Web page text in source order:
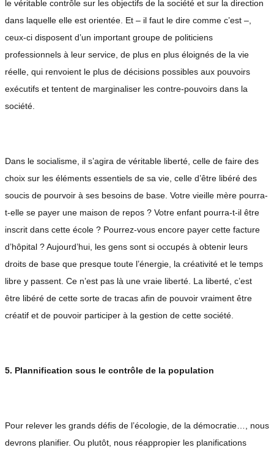
le véritable contrôle sur les objectifs de la société et sur la direction
dans laquelle elle est orientée. Et – il faut le dire comme c’est –,
ceux-ci disposent d’un important groupe de politiciens
professionnels à leur service, de plus en plus éloignés de la vie
réelle, qui renvoient le plus de décisions possibles aux pouvoirs
exécutifs et tentent de marginaliser les contre-pouvoirs dans la
société.
Dans le socialisme, il s’agira de véritable liberté, celle de faire des
choix sur les éléments essentiels de sa vie, celle d’être libéré des
soucis de pourvoir à ses besoins de base. Votre vieille mère pourra-
t-elle se payer une maison de repos ? Votre enfant pourra-t-il être
inscrit dans cette école ? Pourrez-vous encore payer cette facture
d’hôpital ? Aujourd’hui, les gens sont si occupés à obtenir leurs
droits de base que presque toute l’énergie, la créativité et le temps
libre y passent. Ce n’est pas là une vraie liberté. La liberté, c’est
être libéré de cette sorte de tracas afin de pouvoir vraiment être
créatif et de pouvoir participer à la gestion de cette société.
5. Plannification sous le contrôle de la population
Pour relever les grands défis de l’écologie, de la démocratie…, nous
devrons planifier. Ou plutôt, nous réappropier les planifications